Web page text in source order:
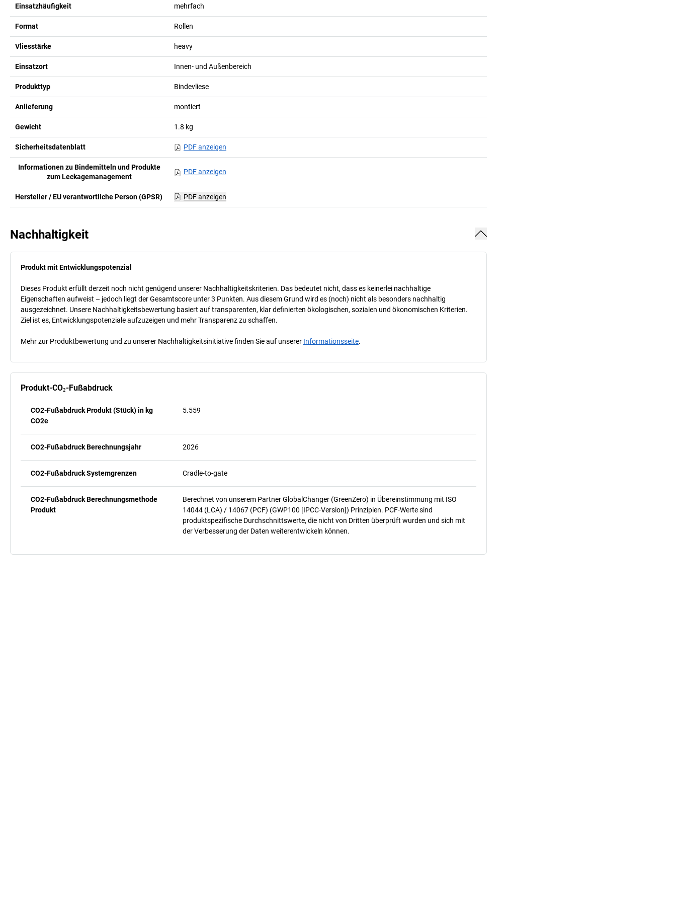
Einsatzhäufigkeit mehrfach
Format Rollen
Vliesstärke heavy
Einsatzort Innen- und Außenbereich
Produkttyp Bindevliese
Anlieferung montiert
Gewicht 1.8 kg
Sicherheitsdatenblatt PDF anzeigen
Informationen zu Bindemitteln und Produkte
zum Leckagemanagement
PDF anzeigen
Hersteller / EU verantwortliche Person (GPSR) PDF anzeigen
Nachhaltigkeit
Produkt mit Entwicklungspotenzial
Dieses Produkt erfüllt derzeit noch nicht genügend unserer Nachhaltigkeitskriterien. Das bedeutet nicht, dass es keinerlei nachhaltige
Eigenschaften aufweist – jedoch liegt der Gesamtscore unter 3 Punkten. Aus diesem Grund wird es (noch) nicht als besonders nachhaltig
ausgezeichnet. Unsere Nachhaltigkeitsbewertung basiert auf transparenten, klar definierten ökologischen, sozialen und ökonomischen Kriterien.
Ziel ist es, Entwicklungspotenziale aufzuzeigen und mehr Transparenz zu schaffen.
Mehr zur Produktbewertung und zu unserer Nachhaltigkeitsinitiative finden Sie auf unserer Informationsseite.
Produkt-CO₂-Fußabdruck
CO2-Fußabdruck Produkt (Stück) in kg
CO2e
5.559
CO2-Fußabdruck Berechnungsjahr 2026
CO2-Fußabdruck Systemgrenzen Cradle-to-gate
CO2-Fußabdruck Berechnungsmethode
Produkt
Berechnet von unserem Partner GlobalChanger (GreenZero) in Übereinstimmung mit ISO
14044 (LCA) / 14067 (PCF) (GWP100 [IPCC-Version]) Prinzipien. PCF-Werte sind
produktspezifische Durchschnittswerte, die nicht von Dritten überprüft wurden und sich mit
der Verbesserung der Daten weiterentwickeln können.